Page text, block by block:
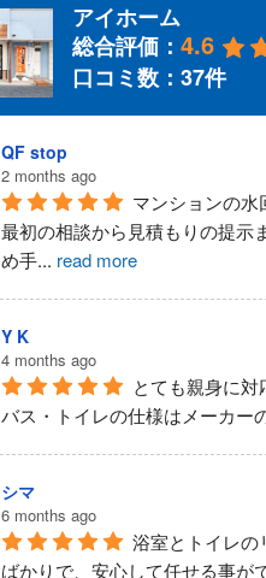
アイホーム
総合評価： 4.6
口コミ数：37件
QF stop
2 months ago
マンションの水
最初の相談から見積もりの提示
め手... read more
Y K
4 months ago
とても親身に対
バス・トイレの仕様はメーカー
シマ
6 months ago
浴室とトイレの
ばかりで、安心して任せる事が